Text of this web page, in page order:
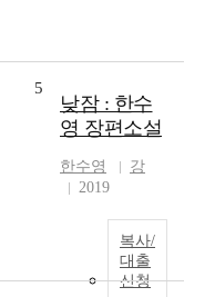
5
낮잠 : 한수
영 장편소설
한수영
강
2019
복사/
대출
신청